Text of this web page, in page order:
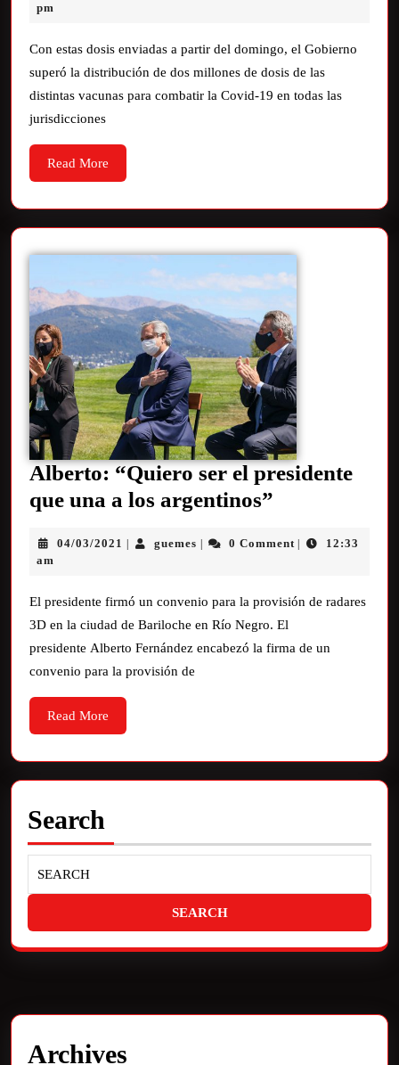
pm
Con estas dosis enviadas a partir del domingo, el Gobierno
superó la distribución de dos millones de dosis de las
distintas vacunas para combatir la Covid-19 en todas las
jurisdicciones
Read More
Alberto: “Quiero ser el presidente
que una a los argentinos”
04/03/2021 guemes 0 Comment
12:33
am
El presidente firmó un convenio para la provisión de radares
3D en la ciudad de Bariloche en Río Negro. El
presidente Alberto Fernández encabezó la firma de un
convenio para la provisión de
Read More
Search
Archives